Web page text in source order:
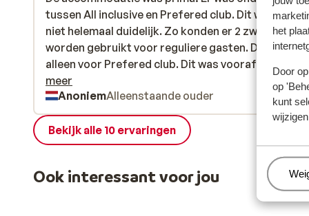
het
Door
op
kunt
tussen All inclusive en Prefered club. Dit was
niet helemaal duidelijk. Zo konden er 2 zwembaden
worden gebruikt voor reguliere gasten. Deze
alleen voor Prefered club. Dit was vooraf niet
tussen All inclusive en Prefered club. Dit was
niet helemaal duidelijk. Zo konden er 2 zwembaden
worden gebruikt voor reguliere gasten. Deze
alleen voor Prefered club. Dit was vooraf niet dui...
meer
AnoniemAlleenstaande ouder
Bekijk alle 10 ervaringen
Ook interessant voor jou